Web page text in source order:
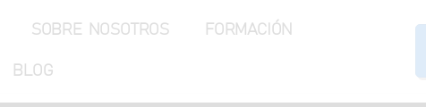
SOBRE NOSOTROS FORMACIÓN
BLOG